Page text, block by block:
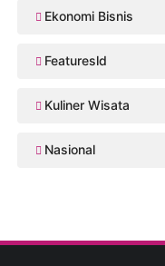
Ekonomi Bisnis
Featuresld
Kuliner Wisata
Nasional